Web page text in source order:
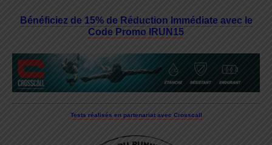
Bénéficiez de 15% de Réduction Immédiate avec le
Code Promo IRUN15
Tests réalisés en partenariat avec Crosscall